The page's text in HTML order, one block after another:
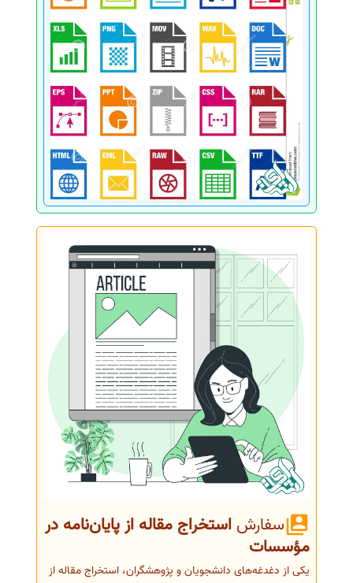
سفارش استخراج مقاله از پایان‌نامه در
مؤسسات
یکی از دغدغه‌های دانشجویان و پژوهشگران، استخراج مقاله از